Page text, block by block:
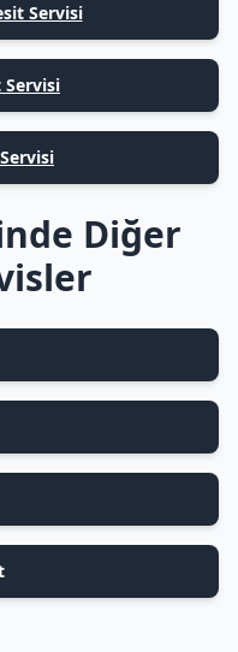
Servisi
Servisi
Diğer